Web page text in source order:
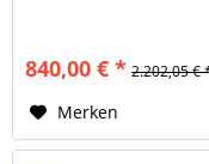
840,00 € * 2.202,05 €
Merken